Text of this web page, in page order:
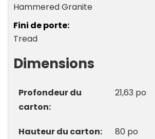
Hammered Granite
Fini de porte
Tread
Dimensions
Profondeur du
carton
21,63 po
Hauteur du carton 80 po